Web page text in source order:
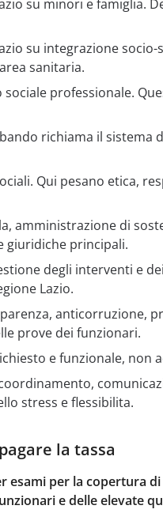
su minori e famiglia.
su integrazione
sanitaria.
professionale.
richiama il sistema
Qui pesano etica,
amministrazione di
giuridiche principali.
degli interventi e
Lazio.
anticorruzione,
prove dei funzionari.
e funzionale, non
stress e flessibilita.
la tassa
esami per la copertura
e delle elevate